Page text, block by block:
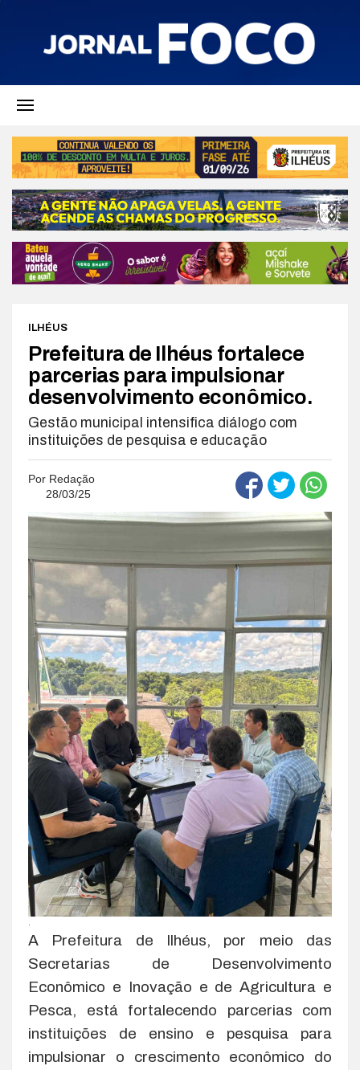
ILHÉUS
Prefeitura de Ilhéus fortalece
parcerias para impulsionar
desenvolvimento econômico.
Gestão municipal intensifica diálogo com
instituições de pesquisa e educação
Por Redação
28/03/25
A Prefeitura de Ilhéus, por meio das
Secretarias de Desenvolvimento
Econômico e Inovação e de Agricultura e
Pesca, está fortalecendo parcerias com
instituições de ensino e pesquisa para
impulsionar o crescimento econômico do